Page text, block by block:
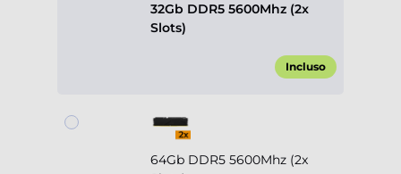
32Gb DDR5 5600Mhz (2x
Slots)
Incluso
64Gb DDR5 5600Mhz (2x